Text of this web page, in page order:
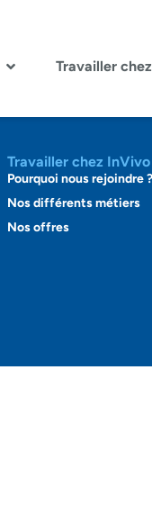
Travailler
Travailler chez InVivo
Pourquoi nous rejoindre ?
Nos différents métiers
Nos offres